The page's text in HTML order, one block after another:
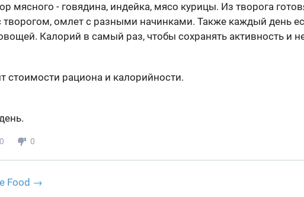
мясного - говядина, индейка, мясо курицы. Из творога
омлет с разными начинками. Также каждый день
Калорий в самый раз, чтобы сохранять активность и
стоимости рациона и калорийности.
0 0
Food →